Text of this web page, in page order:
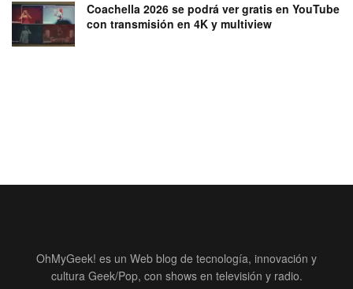
Coachella 2026 se podrá ver gratis en YouTube
con transmisión en 4K y multiview
OhMyGeek! es un Web blog de tecnología, innovación y
cultura Geek/Pop, con shows en televisión y radio.